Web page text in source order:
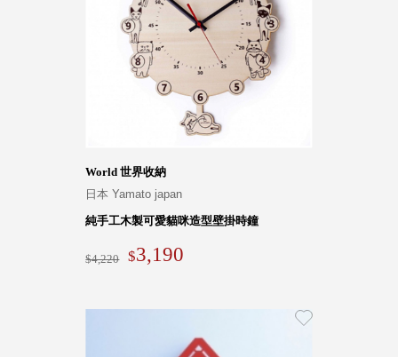
World 世界收納
日本 Yamato japan
純手工木製可愛貓咪造型壁掛時鐘
4,220 3,190